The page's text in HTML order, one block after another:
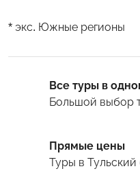
* экс. Южные регионы
Все туры в
Большой выбор
Прямые цены
Туры в Тульский